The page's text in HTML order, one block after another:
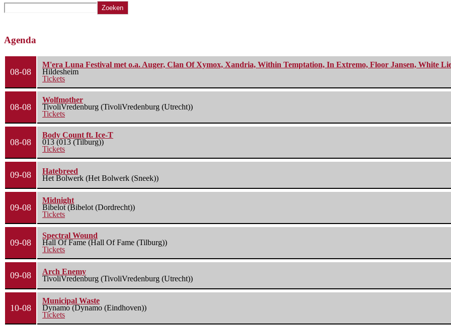
Zoeken
Agenda
08-08
M'era Luna Festival met o.a. Auger, Clan Of Xymox, Xandria, Within Temptation, In Extremo, Floor Jansen, White
Hildesheim
Tickets
08-08
Wolfmother
TivoliVredenburg (TivoliVredenburg (Utrecht))
Tickets
08-08
Body Count ft. Ice-T
013 (013 (Tilburg))
Tickets
09-08
Hatebreed
Het Bolwerk (Het Bolwerk (Sneek))
09-08
Midnight
Bibelot (Bibelot (Dordrecht))
Tickets
09-08
Spectral Wound
Hall Of Fame (Hall Of Fame (Tilburg))
Tickets
09-08
Arch Enemy
TivoliVredenburg (TivoliVredenburg (Utrecht))
10-08
Municipal Waste
Dynamo (Dynamo (Eindhoven))
Tickets